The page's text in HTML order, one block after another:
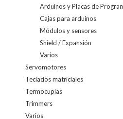
Arduinos y Placas de
Cajas para arduinos
Módulos y sensores
Shield / Expansión
Varios
Servomotores
Teclados matriciales
Termocuplas
Trimmers
Varios